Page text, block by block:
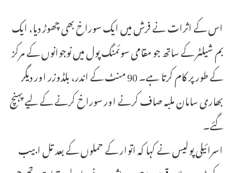
اس کے اثرات نے فرش میں ایک سوراخ بھی چھوڑ دیا، ایک
بم شیلٹر کے ساتھ جو مقامی سوئمنگ پول میں نوجوانوں کے مرکز
کے طور پر کام کرتا ہے۔ 90 منٹ کے اندر، بلڈوزر اور دیگر
بھاری سامان ملبہ صاف کرنے اور سوراخ کرنے کے لیے پہنچ
گئے۔
اسرائیلی پولیس نے کہا کہ اتوار کے حملوں کے بعد تل ابیب